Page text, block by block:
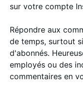
sur votre compte
Répondre aux
de temps, surtout
d'abonnés.
employés ou des
commentaires en